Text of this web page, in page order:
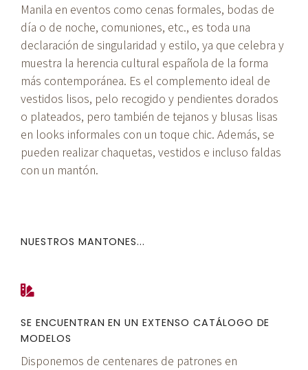
Manila en eventos como cenas formales, bodas de
día o de noche, comuniones, etc., es toda una
declaración de singularidad y estilo, ya que celebra y
muestra la herencia cultural española de la forma
más contemporánea. Es el complemento ideal de
vestidos lisos, pelo recogido y pendientes dorados
o plateados, pero también de tejanos y blusas lisas
en looks informales con un toque chic. Además, se
pueden realizar chaquetas, vestidos e incluso faldas
con un mantón.
NUESTROS MANTONES...
SE ENCUENTRAN EN UN EXTENSO CATÁLOGO DE
MODELOS
Disponemos de centenares de patrones en